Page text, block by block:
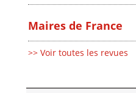
Maires de France
>> Voir toutes les revues